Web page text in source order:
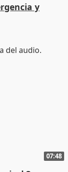
y
07:48